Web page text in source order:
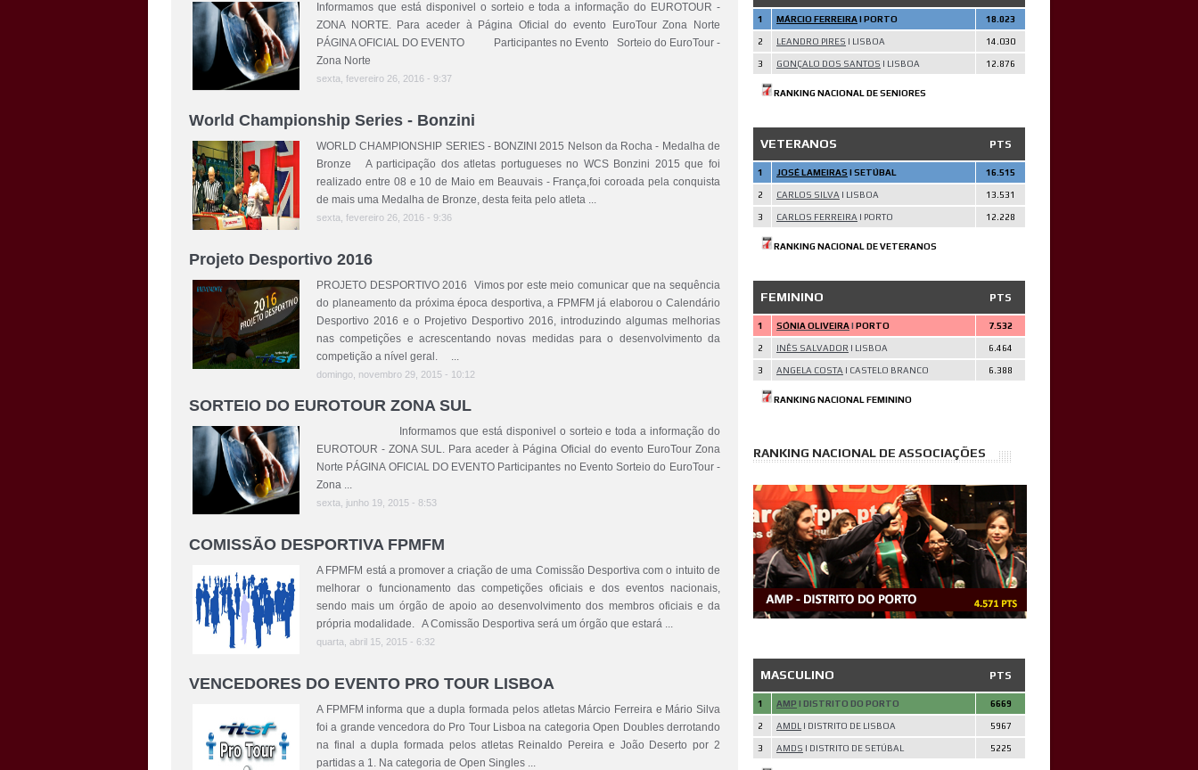
Informamos que está disponivel o sorteio e toda a informação do EUROTOUR -
ZONA NORTE. Para aceder à Página Oficial do evento EuroTour Zona Norte
PÁGINA OFICIAL DO EVENTO Participantes no Evento Sorteio do EuroTour -
Zona Norte
sexta, fevereiro 26, 2016 - 9:37
World Championship Series - Bonzini
WORLD CHAMPIONSHIP SERIES - BONZINI 2015 Nelson da Rocha - Medalha de
Bronze A participação dos atletas portugueses no WCS Bonzini 2015 que foi
realizado entre 08 e 10 de Maio em Beauvais - França,foi coroada pela conquista
de mais uma Medalha de Bronze, desta feita pelo atleta ...
sexta, fevereiro 26, 2016 - 9:36
Projeto Desportivo 2016
PROJETO DESPORTIVO 2016 Vimos por este meio comunicar que na sequência
do planeamento da próxima época desportiva, a FPMFM já elaborou o Calendário
Desportivo 2016 e o Projetivo Desportivo 2016, introduzindo algumas melhorias
nas competições e acrescentando novas medidas para o desenvolvimento da
competição a nível geral. ...
domingo, novembro 29, 2015 - 10:12
SORTEIO DO EUROTOUR ZONA SUL
Informamos que está disponivel o sorteio e toda a informação do
EUROTOUR - ZONA SUL. Para aceder à Página Oficial do evento EuroTour Zona
Norte PÁGINA OFICIAL DO EVENTO Participantes no Evento Sorteio do EuroTour -
Zona ...
sexta, junho 19, 2015 - 8:53
COMISSÃO DESPORTIVA FPMFM
A FPMFM está a promover a criação de uma Comissão Desportiva com o intuito de
melhorar o funcionamento das competições oficiais e dos eventos nacionais,
sendo mais um órgão de apoio ao desenvolvimento dos membros oficiais e da
própria modalidade. A Comissão Desportiva será um órgão que estará ...
quarta, abril 15, 2015 - 6:32
VENCEDORES DO EVENTO PRO TOUR LISBOA
A FPMFM informa que a dupla formada pelos atletas Márcio Ferreira e Mário Silva
foi a grande vencedora do Pro Tour Lisboa na categoria Open Doubles derrotando
na final a dupla formada pelos atletas Reinaldo Pereira e João Deserto por 2
partidas a 1. Na categoria de Open Singles ...
1 MÁRCIO FERREIRA| PORTO 18.023
2 LEANDRO PIRES | LISBOA 14.030
3 GONÇALO DOS SANTOS | LISBOA 12.876
RANKING NACIONAL DE SENIORES
VETERANOS PTS
1 JOSÉ LAMEIRAS | SETÚBAL 16.515
2 CARLOS SILVA | LISBOA 13.531
3 CARLOS FERREIRA | PORTO 12.228
RANKING NACIONAL DE VETERANOS
FEMININO PTS
1 SÓNIA OLIVEIRA|PORTO 7.532
2 INÊS SALVADOR | LISBOA 6.464
3 ANGELA COSTA | CASTELO BRANCO 6.388
RANKING NACIONAL FEMININO
RANKING NACIONAL DE ASSOCIAÇÕES
MASCULINO PTS
1 AMP | DISTRITO DO PORTO 6669
2 AMDL | DISTRITO DE LISBOA 5967
3 AMDS | DISTRITO DE SETÚBAL 5225